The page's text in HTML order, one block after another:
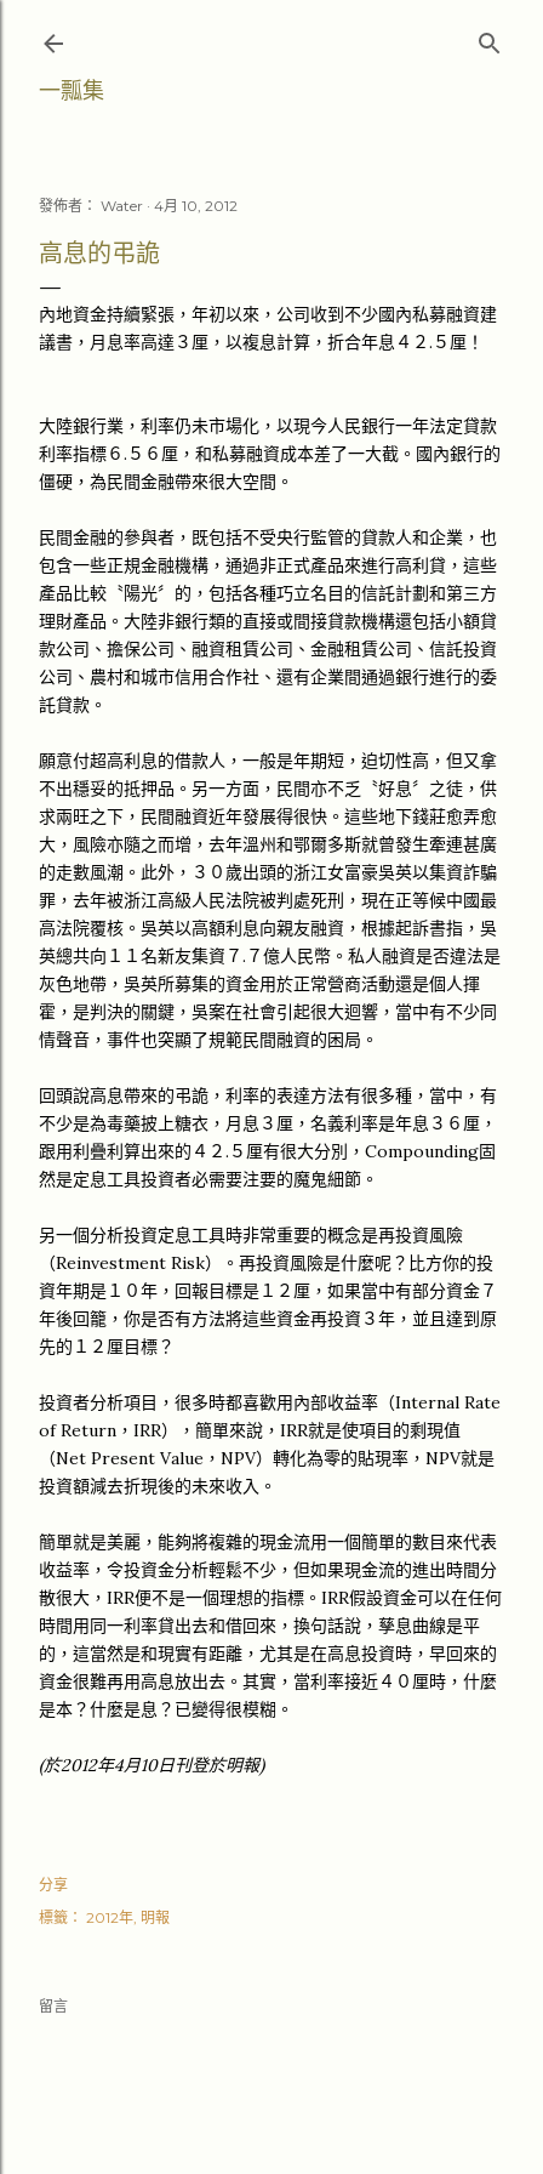
一瓢集
發佈者： Water 4月 10, 2012
高息的弔詭
內地資金持續緊張，年初以來，公司收到不少國內私募融資建
議書，月息率高達３厘，以複息計算，折合年息４２.５厘！
大陸銀行業，利率仍未市場化，以現今人民銀行一年法定貸款
利率指標６.５６厘，和私募融資成本差了一大截。國內銀行的
僵硬，為民間金融帶來很大空間。
民間金融的參與者，既包括不受央行監管的貸款人和企業，也
包含一些正規金融機構，通過非正式產品來進行高利貸，這些
產品比較〝陽光〞的，包括各種巧立名目的信託計劃和第三方
理財產品。大陸非銀行類的直接或間接貸款機構還包括小額貸
款公司、擔保公司、融資租賃公司、金融租賃公司、信託投資
公司、農村和城市信用合作社、還有企業間通過銀行進行的委
託貸款。
願意付超高利息的借款人，一般是年期短，迫切性高，但又拿
不出穩妥的抵押品。另一方面，民間亦不乏〝好息〞之徒，供
求兩旺之下，民間融資近年發展得很快。這些地下錢莊愈弄愈
大，風險亦隨之而增，去年溫州和鄂爾多斯就曾發生牽連甚廣
的走數風潮。此外，３０歲出頭的浙江女富豪吳英以集資詐騙
罪，去年被浙江高級人民法院被判處死刑，現在正等候中國最
高法院覆核。吳英以高額利息向親友融資，根據起訴書指，吳
英總共向１１名新友集資７.７億人民幣。私人融資是否違法是
灰色地帶，吳英所募集的資金用於正常營商活動還是個人揮
霍，是判決的關鍵，吳案在社會引起很大迴響，當中有不少同
情聲音，事件也突顯了規範民間融資的困局。
回頭說高息帶來的弔詭，利率的表達方法有很多種，當中，有
不少是為毒藥披上糖衣，月息３厘，名義利率是年息３６厘，
跟用利疊利算出來的４２.５厘有很大分別，Compounding固
然是定息工具投資者必需要注要的魔鬼細節。
另一個分析投資定息工具時非常重要的概念是再投資風險
（Reinvestment Risk）。再投資風險是什麼呢？比方你的投
資年期是１０年，回報目標是１２厘，如果當中有部分資金７
年後回籠，你是否有方法將這些資金再投資３年，並且達到原
先的１２厘目標？
投資者分析項目，很多時都喜歡用內部收益率（Internal Rate
of Return，IRR），簡單來說，IRR就是使項目的剩現值
（Net Present Value，NPV）轉化為零的貼現率，NPV就是
投資額減去折現後的未來收入。
簡單就是美麗，能夠將複雜的現金流用一個簡單的數目來代表
收益率，令投資金分析輕鬆不少，但如果現金流的進出時間分
散很大，IRR便不是一個理想的指標。IRR假設資金可以在任何
時間用同一利率貸出去和借回來，換句話說，孳息曲線是平
的，這當然是和現實有距離，尤其是在高息投資時，早回來的
資金很難再用高息放出去。其實，當利率接近４０厘時，什麼
是本？什麼是息？已變得很模糊。
(於2012年4月10日刊登於明報)
分享
標籤： 2012年 明報
留言